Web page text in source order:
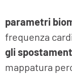
parametri
frequenza
gli
mappatura